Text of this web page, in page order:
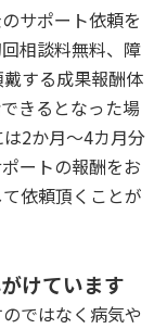
サポート依頼を
相談料無料、障
する成果報酬体
きるとなった場
2か月～4カ月分
ートの報酬をお
依頼頂くことが
けています
ではなく病気や